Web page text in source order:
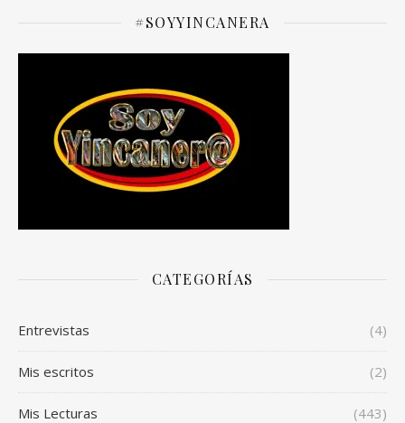
#SOYYINCANERA
CATEGORÍAS
Entrevistas (4)
Mis escritos (2)
Mis Lecturas (443)